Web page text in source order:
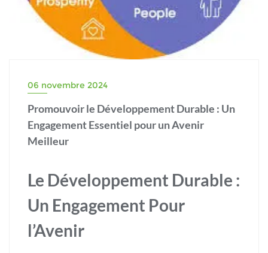
06 novembre 2024
Promouvoir le Développement Durable : Un
Engagement Essentiel pour un Avenir
Meilleur
Le Développement Durable :
Un Engagement Pour
l’Avenir